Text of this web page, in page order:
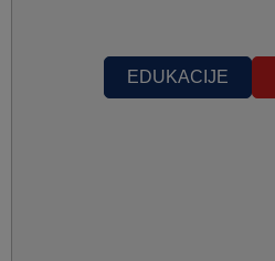
EDUKACIJE